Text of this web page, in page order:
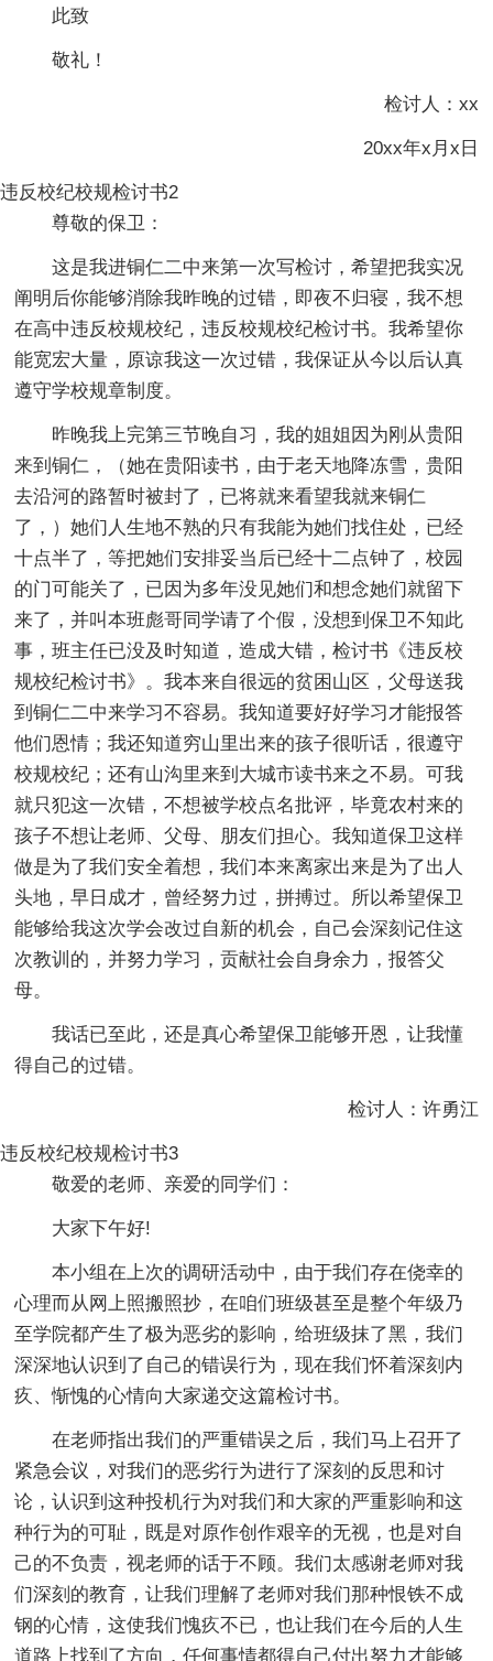
此致
敬礼！
检讨人：xx
20xx年x月x日
违反校纪校规检讨书2
尊敬的保卫：
这是我进铜仁二中来第一次写检讨，希望把我实况
阐明后你能够消除我昨晚的过错，即夜不归寝，我不想
在高中违反校规校纪，违反校规校纪检讨书。我希望你
能宽宏大量，原谅我这一次过错，我保证从今以后认真
遵守学校规章制度。
昨晚我上完第三节晚自习，我的姐姐因为刚从贵阳
来到铜仁，（她在贵阳读书，由于老天地降冻雪，贵阳
去沿河的路暂时被封了，已将就来看望我就来铜仁
了，）她们人生地不熟的只有我能为她们找住处，已经
十点半了，等把她们安排妥当后已经十二点钟了，校园
的门可能关了，已因为多年没见她们和想念她们就留下
来了，并叫本班彪哥同学请了个假，没想到保卫不知此
事，班主任已没及时知道，造成大错，检讨书《违反校
规校纪检讨书》。我本来自很远的贫困山区，父母送我
到铜仁二中来学习不容易。我知道要好好学习才能报答
他们恩情；我还知道穷山里出来的孩子很听话，很遵守
校规校纪；还有山沟里来到大城市读书来之不易。可我
就只犯这一次错，不想被学校点名批评，毕竟农村来的
孩子不想让老师、父母、朋友们担心。我知道保卫这样
做是为了我们安全着想，我们本来离家出来是为了出人
头地，早日成才，曾经努力过，拼搏过。所以希望保卫
能够给我这次学会改过自新的机会，自己会深刻记住这
次教训的，并努力学习，贡献社会自身余力，报答父
母。
我话已至此，还是真心希望保卫能够开恩，让我懂
得自己的过错。
检讨人：许勇江
违反校纪校规检讨书3
敬爱的老师、亲爱的同学们：
大家下午好!
本小组在上次的调研活动中，由于我们存在侥幸的
心理而从网上照搬照抄，在咱们班级甚至是整个年级乃
至学院都产生了极为恶劣的影响，给班级抹了黑，我们
深深地认识到了自己的错误行为，现在我们怀着深刻内
疚、惭愧的心情向大家递交这篇检讨书。
在老师指出我们的严重错误之后，我们马上召开了
紧急会议，对我们的恶劣行为进行了深刻的反思和讨
论，认识到这种投机行为对我们和大家的严重影响和这
种行为的可耻，既是对原作创作艰辛的无视，也是对自
己的不负责，视老师的话于不顾。我们太感谢老师对我
们深刻的教育，让我们理解了老师对我们那种恨铁不成
钢的心情，这使我们愧疚不已，也让我们在今后的人生
道路上找到了方向，任何事情都得自己付出努力才能够